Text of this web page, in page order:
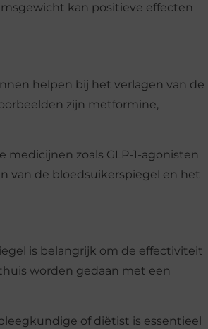
kan positieve effecten
helpen bij het verlagen van de
zijn metformine,
zoals GLP-1-agonisten
van de bloedsuikerspiegel en het
is belangrijk om de effectiviteit
worden gedaan met een
of diëtist is essentieel